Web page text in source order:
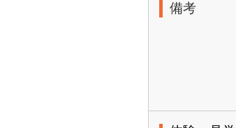
備考